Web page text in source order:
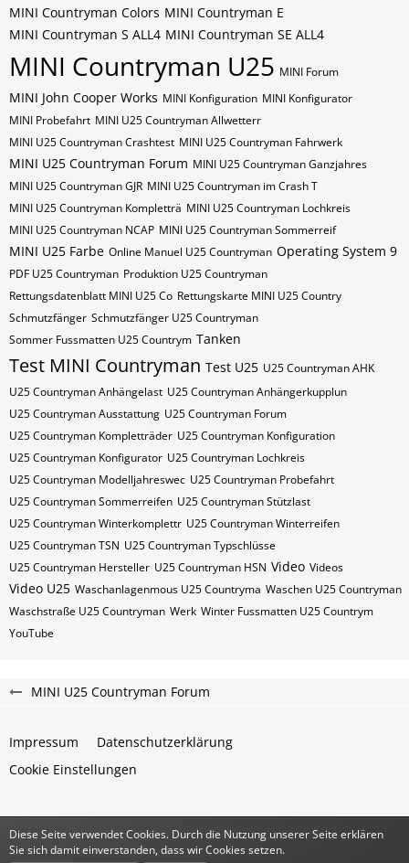
MINI Countryman Colors MINI Countryman E
MINI Countryman S ALL4 MINI Countryman SE ALL4
MINI Countryman U25 MINI Forum
MINI John Cooper Works MINI Konfiguration MINI Konfigurator
MINI Probefahrt MINI U25 Countryman Allwetterr
MINI U25 Countryman Crashtest MINI U25 Countryman Fahrwerk
MINI U25 Countryman Forum MINI U25 Countryman Ganzjahres
MINI U25 Countryman GJR MINI U25 Countryman im Crash T
MINI U25 Countryman Kompletträ MINI U25 Countryman Lochkreis
MINI U25 Countryman NCAP MINI U25 Countryman Sommerreif
MINI U25 Farbe Online Manuel U25 Countryman Operating System 9
PDF U25 Countryman Produktion U25 Countryman
Rettungsdatenblatt MINI U25 Co Rettungskarte MINI U25 Country
Schmutzfänger Schmutzfänger U25 Countryman
Sommer Fussmatten U25 Countrym Tanken
Test MINI Countryman Test U25 U25 Countryman AHK
U25 Countryman Anhängelast U25 Countryman Anhängerkupplun
U25 Countryman Ausstattung U25 Countryman Forum
U25 Countryman Kompletträder U25 Countryman Konfiguration
U25 Countryman Konfigurator U25 Countryman Lochkreis
U25 Countryman Modelljahreswec U25 Countryman Probefahrt
U25 Countryman Sommerreifen U25 Countryman Stützlast
U25 Countryman Winterkomplettr U25 Countryman Winterreifen
U25 Countryman​​​​ TSN U25 Countryman​​​​ Typschlüsse
U25 Countryman​​​​​ Hersteller U25 Countryman​​​​​ HSN Video Videos
Video U25 Waschanlagenmous U25 Countryma Waschen U25 Countryman
Waschstraße U25 Countryman Werk Winter Fussmatten U25 Countrym
YouTube
MINI U25 Countryman Forum
Impressum
Datenschutzerklärung
Cookie Einstellungen
Community-Software:WoltLab Suite™
Diese Seite verwendet Cookies. Durch die Nutzung unserer Seite erklären
Sie sich damit einverstanden, dass wir Cookies setzen.